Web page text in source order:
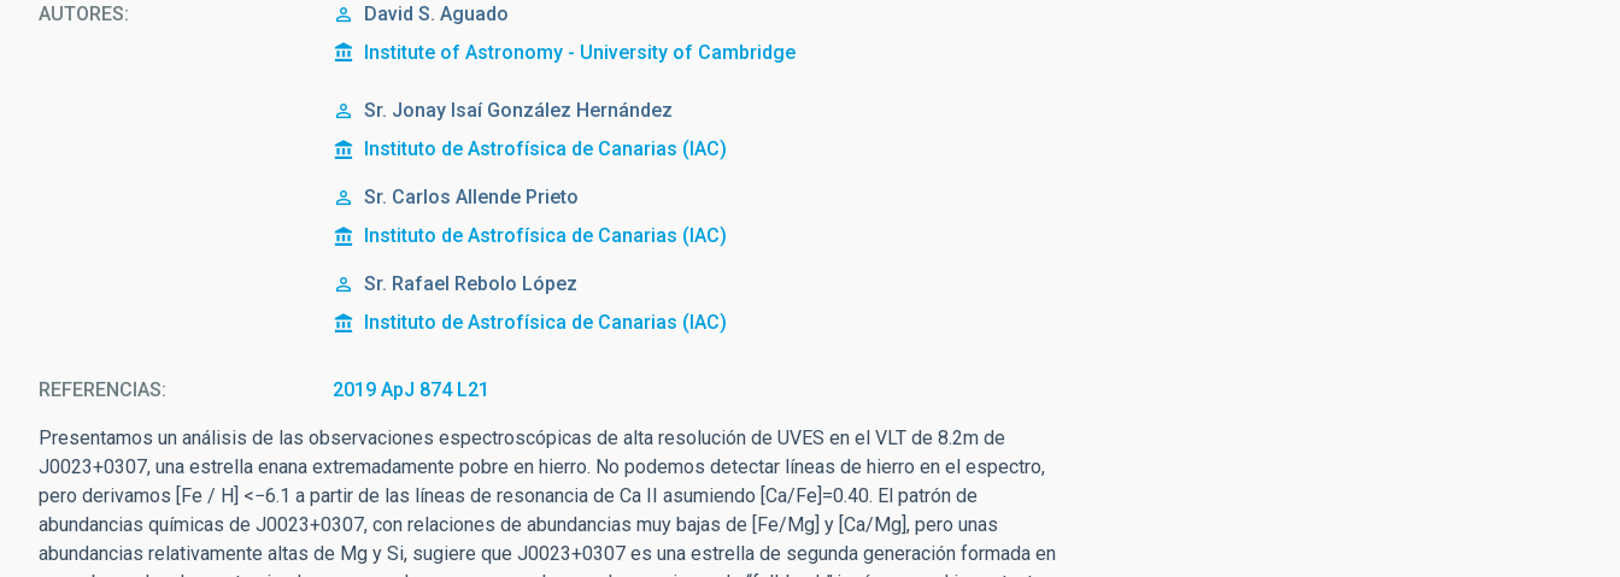
AUTORES
David S. Aguado
Institute of Astronomy - University of Cambridge
Sr. Jonay Isaí González Hernández
Instituto de Astrofísica de Canarias (IAC)
Sr. Carlos Allende Prieto
Instituto de Astrofísica de Canarias (IAC)
Sr. Rafael Rebolo López
Instituto de Astrofísica de Canarias (IAC)
REFERENCIAS 2019 ApJ 874 L21
Presentamos un análisis de las observaciones espectroscópicas de alta resolución de UVES en el VLT de 8.2m de
J0023+0307, una estrella enana extremadamente pobre en hierro. No podemos detectar líneas de hierro en el espectro,
pero derivamos [Fe / H] <−6.1 a partir de las líneas de resonancia de Ca II asumiendo [Ca/Fe]=0.40. El patrón de
abundancias químicas de J0023+0307, con relaciones de abundancias muy bajas de [Fe/Mg] y [Ca/Mg], pero unas
abundancias relativamente altas de Mg y Si, sugiere que J0023+0307 es una estrella de segunda generación formada en